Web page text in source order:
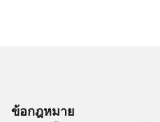
ข้อกฎหมาย